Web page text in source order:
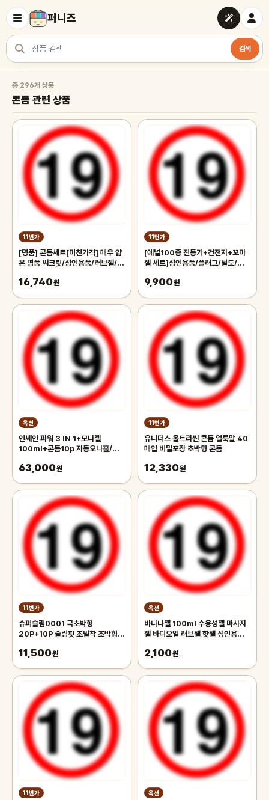
퍼니즈
상품 검색
검색
콘돔 관련 상품
총 296개 상품
콘돔 관련 상품
11번가
[명품] 콘돔세트[미친가격] 매우 얇
은 명품 씨크릿/성인용품/러브젤/성
16,740원
11번가
[애널100종 진동기+건전지+꼬마
젤 세트]성인용품/플러그/딜도/콘
9,900원
옥션
인쎄인 파워 3 IN 1+모나젤
100ml+콘돔10p 자동오나홀/핸
딸기구/러브젤
63,000원
11번가
유니더스 울트라씬 콘돔 얼룩말 40
매입 비밀포장 초박형 콘돔
12,330원
11번가
슈퍼슬림0001 극초박형
20P+10P 슬림핏 초밀착 초박형
11,500원
옥션
바나나젤 100ml 수용성젤 마사지
젤 바디오일 러브젤 핫젤 성인용품
2,100원
11번가 옥션